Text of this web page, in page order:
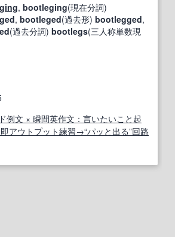
, bootleging(現在分詞)
, bootleged(過去形) bootlegged,
(過去分詞) bootlegs(三人称単数現
例文 × 瞬間英作文：言いたいこと起
アウトプット練習→“パッと出る”回路